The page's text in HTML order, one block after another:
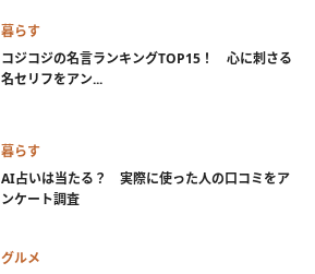
暮らす
コジコジの名言ランキングTOP15！ 心に刺さる
名セリフをアン...
暮らす
AI占いは当たる？ 実際に使った人の口コミをア
ンケート調査
グルメ